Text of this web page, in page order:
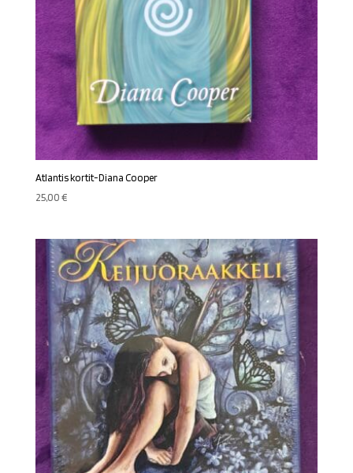
Atlantis kortit-Diana Cooper
25,00€